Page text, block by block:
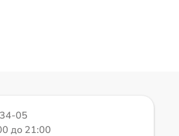
05
до 21:00